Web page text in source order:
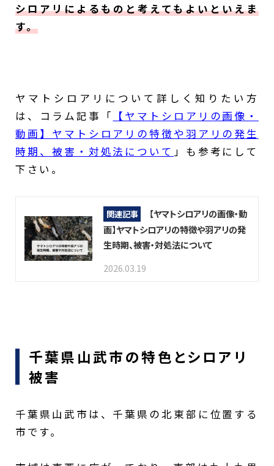
シロアリによるものと考えてもよいといえま
す。
ヤマトシロアリについて詳しく知りたい方
は、コラム記事「 【ヤマトシロアリの画像・
動画】ヤマトシロアリの特徴や羽アリの発生
時期、被害・対処法について 」も参考にして
下さい。
関連記事
【ヤマトシロアリの画像・動
画】ヤマトシロアリの特徴や羽アリの発
生時期、被害・対処法について
2026.03.19
千葉県山武市の特色とシロアリ
被害
千葉県山武市は、千葉県の北東部に位置する
市です。